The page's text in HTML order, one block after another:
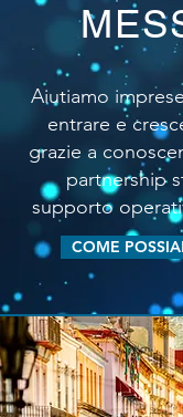
Aiutiamo
entrare e
grazie a
partnership
supporto
COME